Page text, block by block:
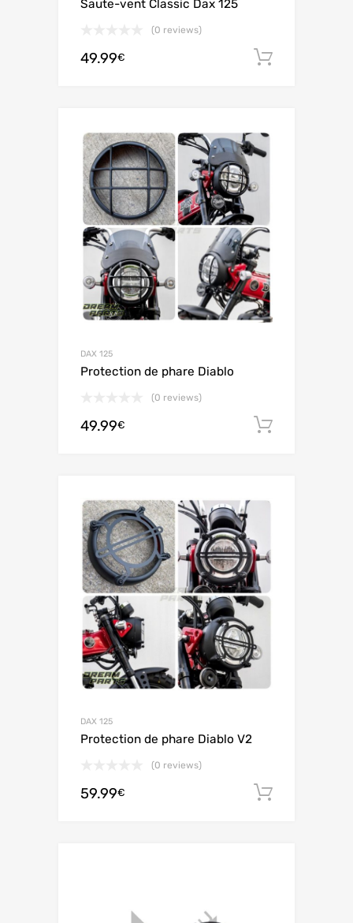
Saute-vent Classic Dax 125
(0 reviews)
49.99€
DAX 125
Protection de phare Diablo
(0 reviews)
49.99€
DAX 125
Protection de phare Diablo V2
(0 reviews)
59.99€